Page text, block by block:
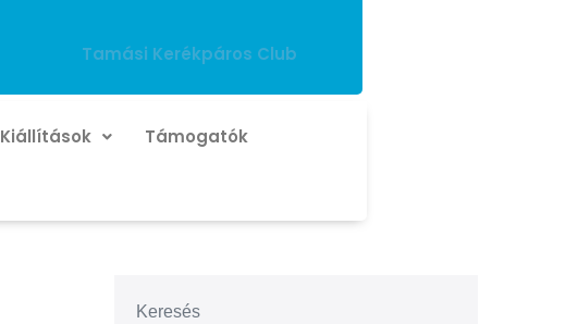
Tamási Kerékpáros Club
Kiállítások Támogatók
Keresés